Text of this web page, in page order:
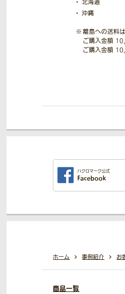
北海道
沖縄
離島への送料
ご購入金額
ご購入金額
ハクロマーク公式
Facebook
ホーム 事例紹介 お
商品一覧